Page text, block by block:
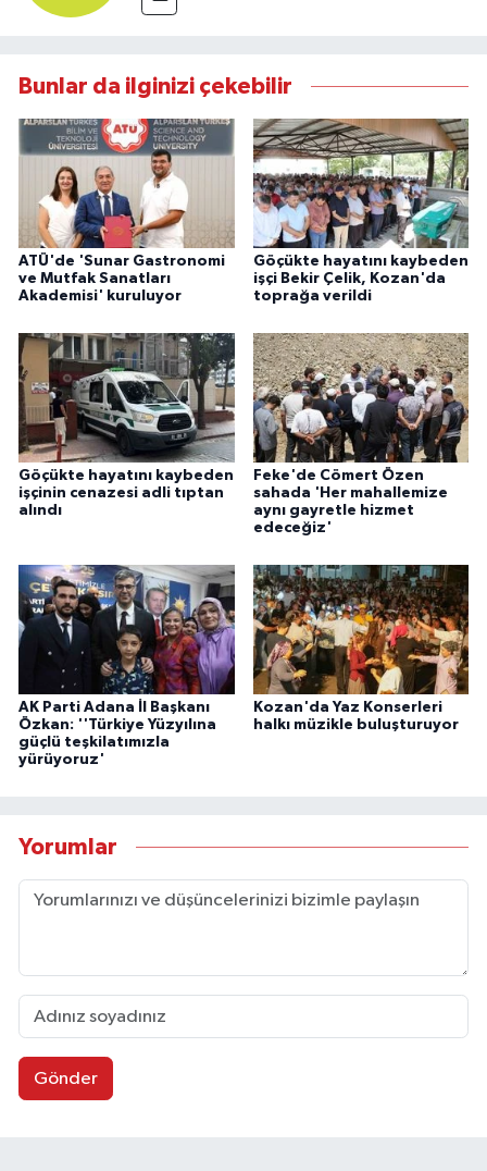
Bunlar da ilginizi çekebilir
ATÜ'de 'Sunar Gastronomi
ve Mutfak Sanatları
Akademisi' kuruluyor
Göçükte hayatını kaybeden
işçi Bekir Çelik, Kozan'da
toprağa verildi
Göçükte hayatını kaybeden
işçinin cenazesi adli tıptan
alındı
Feke'de Cömert Özen
sahada 'Her mahallemize
aynı gayretle hizmet
edeceğiz'
AK Parti Adana İl Başkanı
Özkan: ''Türkiye Yüzyılına
güçlü teşkilatımızla
yürüyoruz'
Kozan'da Yaz Konserleri
halkı müzikle buluşturuyor
Yorumlar
Gönder